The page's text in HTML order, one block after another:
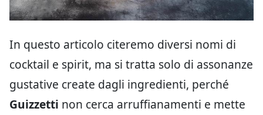
In questo articolo citeremo diversi nomi di
cocktail e spirit, ma si tratta solo di assonanze
gustative create dagli ingredienti, perché
Guizzetti non cerca arruffianamenti e mette